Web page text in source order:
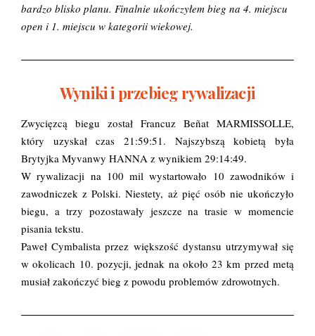
bardzo blisko planu. Finalnie ukończyłem bieg na 4. miejscu
open i 1. miejscu w kategorii wiekowej.
Wyniki i przebieg rywalizacji
Zwycięzcą biegu został Francuz Beñat MARMISSOLLE,
który uzyskał czas 21:59:51. Najszybszą kobietą była
Brytyjka Myvanwy HANNA z wynikiem 29:14:49.
W rywalizacji na 100 mil wystartowało 10 zawodników i
zawodniczek z Polski. Niestety, aż pięć osób nie ukończyło
biegu, a trzy pozostawały jeszcze na trasie w momencie
pisania tekstu.
Paweł Cymbalista przez większość dystansu utrzymywał się
w okolicach 10. pozycji, jednak na około 23 km przed metą
musiał zakończyć bieg z powodu problemów zdrowotnych.